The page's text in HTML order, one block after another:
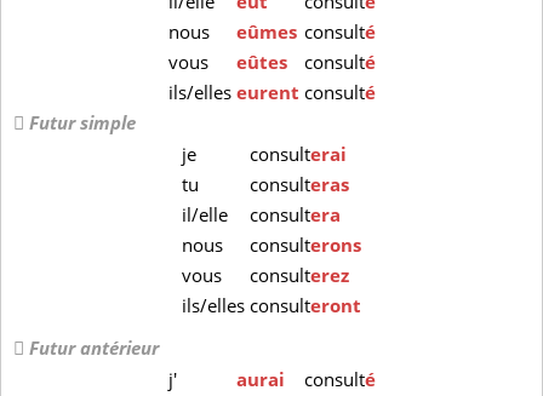
nous
eûmes consulté
vous
eûtes consulté
ils/elles eurent consulté
Futur simple
je
consulterai
tu
consulteras
il/elle
consultera
nous
consulterons
vous
consulterez
ils/elles consulteront
Futur antérieur
j'
aurai consulté